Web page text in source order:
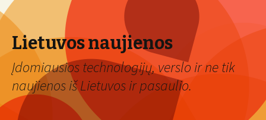
Lietuvos naujienos
Įdomiausios technologijų, verslo ir ne tik
naujienos iš Lietuvos ir pasaulio.